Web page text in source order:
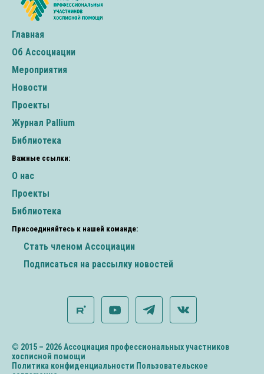
Главная
Об Ассоциации
Мероприятия
Новости
Проекты
Журнал Pallium
Библиотека
Важные ссылки:
О нас
Проекты
Библиотека
Присоединяйтесь к нашей команде:
Стать членом Ассоциации
Подписаться на рассылку новостей
© 2015 – 2026 Ассоциация профессиональных участников
хосписной помощи
Политика конфиденциальности Пользовательское